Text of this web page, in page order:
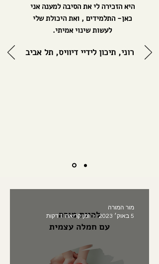
היא הזכירה לי את הסיבה למענה אני
כאן- התלמידים , ואת היכולת שלי
לעשות שינוי אמיתי.
רוני, תיכון לידיי דיוויס, תל אביב
מור המורה
5 באוק׳ 2023
זמן קריאה 1 דקות